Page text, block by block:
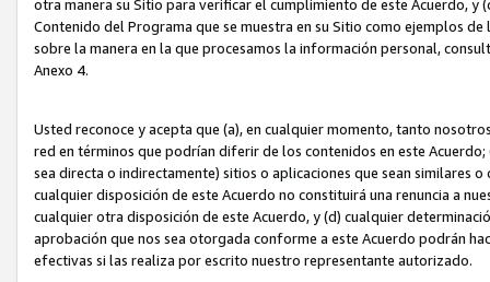
otra manera su Sitio para verificar el cumplimiento de este Acuerdo,
Contenido del Programa que se muestra en su Sitio como ejemplos
sobre la manera en la que procesamos la información personal,
Anexo 4.
Usted reconoce y acepta que (a), en cualquier momento, tanto
red en términos que podrían diferir de los contenidos en este
sea directa o indirectamente) sitios o aplicaciones que sean similares
cualquier disposición de este Acuerdo no constituirá una renuncia a
cualquier otra disposición de este Acuerdo, y (d) cualquier
aprobación que nos sea otorgada conforme a este Acuerdo podrán
efectivas si las realiza por escrito nuestro representante autorizado.